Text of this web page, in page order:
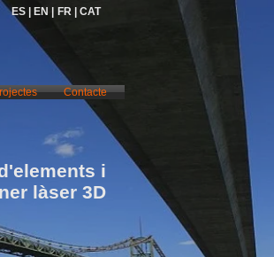
ES | EN | FR | CAT
i
làser 3D
Contacte